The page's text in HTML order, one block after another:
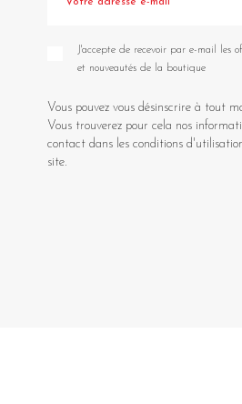
J'accepte de recevoir par e-mail les
et nouveautés de la boutique
Vous pouvez vous désinscrire à tout
Vous trouverez pour cela nos
contact dans les conditions
site.